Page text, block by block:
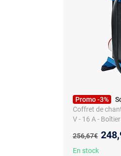
Promo -3%
Coffret de
V - 16 A -
Ancien prix :
256,67€
En stock